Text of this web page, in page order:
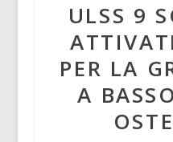
ULSS 9
PER LA
A